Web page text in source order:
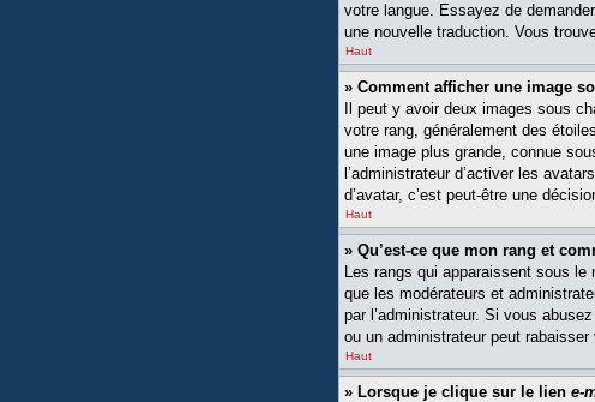
votre langue. Essayez de
une nouvelle traduction. Vous
Haut
» Comment afficher une image
Il peut y avoir deux images sous
votre rang, généralement des
une image plus grande, connue
l’administrateur d’activer les
d’avatar, c’est peut-être une
Haut
» Qu’est-ce que mon rang et
Les rangs qui apparaissent sous
que les modérateurs et
par l’administrateur. Si vous
ou un administrateur peut
Haut
» Lorsque je clique sur le lien e-